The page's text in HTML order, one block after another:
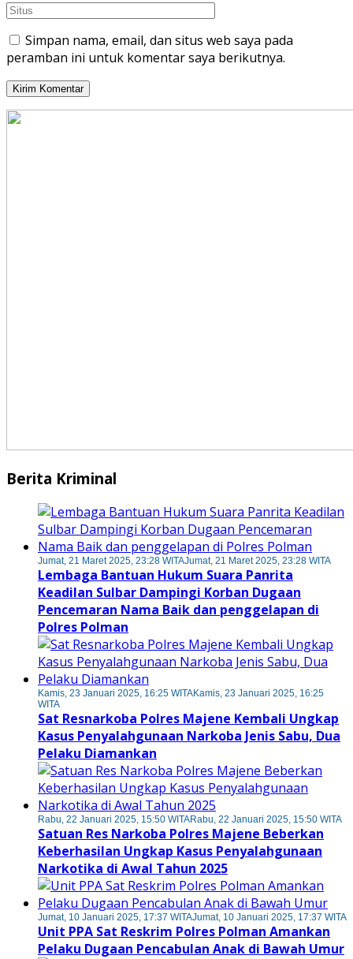
Simpan nama, email, dan situs web saya pada
peramban ini untuk komentar saya berikutnya.
Berita Kriminal
Jumat, 21 Maret 2025, 23:28 WITAJumat, 21 Maret 2025, 23:28 WITA
Lembaga Bantuan Hukum Suara Panrita
Keadilan Sulbar Dampingi Korban Dugaan
Pencemaran Nama Baik dan penggelapan di
Polres Polman
Kamis, 23 Januari 2025, 16:25 WITAKamis, 23 Januari 2025, 16:25
WITA
Sat Resnarkoba Polres Majene Kembali Ungkap
Kasus Penyalahgunaan Narkoba Jenis Sabu, Dua
Pelaku Diamankan
Rabu, 22 Januari 2025, 15:50 WITARabu, 22 Januari 2025, 15:50 WITA
Satuan Res Narkoba Polres Majene Beberkan
Keberhasilan Ungkap Kasus Penyalahgunaan
Narkotika di Awal Tahun 2025
Jumat, 10 Januari 2025, 17:37 WITAJumat, 10 Januari 2025, 17:37 WITA
Unit PPA Sat Reskrim Polres Polman Amankan
Pelaku Dugaan Pencabulan Anak di Bawah Umur